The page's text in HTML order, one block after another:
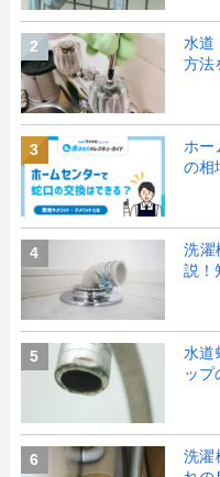
2
水道
方法
3
ホー
の相
4
洗濯
説！
5
水道
ップ
6
洗濯